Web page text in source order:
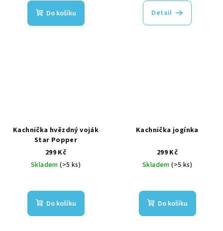
Do košíku Detail
Kachnička hvězdný voják
Star Popper
299 Kč
Skladem(>5 ks)
Do košíku
Kachnička jogínka
299 Kč
Skladem(>5 ks)
Do košíku